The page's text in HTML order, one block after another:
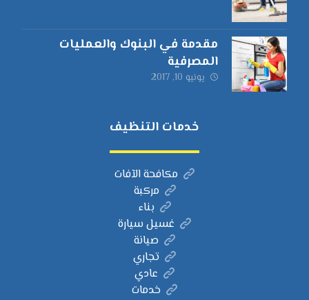
مقدمة في البنوك والعمليات
المصرفية
يونيو 10, 2017
خدمات التنظيف
مكافحة الآفات
مركبة
بناء
غسيل سيارة
صيانة
تجاري
عادي
خدمات